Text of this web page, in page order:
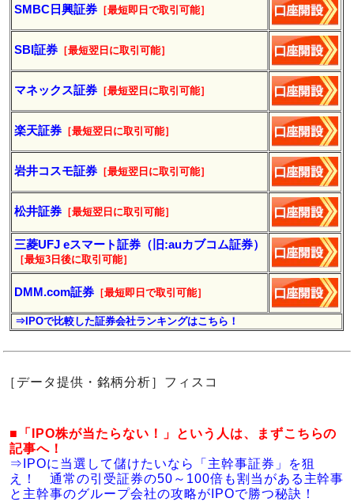
SMBC日興証券 ［最短即日で取引可能］
SBI証券 ［最短翌日に取引可能］
マネックス証券 ［最短翌日に取引可能］
楽天証券 ［最短翌日に取引可能］
岩井コスモ証券 ［最短翌日に取引可能］
松井証券 ［最短翌日に取引可能］
三菱UFJ eスマート証券（旧:auカブコム証券）
［最短3日後に取引可能］
DMM.com証券 ［最短即日で取引可能］
⇒IPOで比較した証券会社ランキングはこちら！
［データ提供・銘柄分析］フィスコ
■「IPO株が当たらない！」という人は、まずこちらの
記事へ！
⇒IPOに当選して儲けたいなら「主幹事証券」を狙
え！ 通常の引受証券の50～100倍も割当がある主幹事
と主幹事のグループ会社の攻略がIPOで勝つ秘訣！